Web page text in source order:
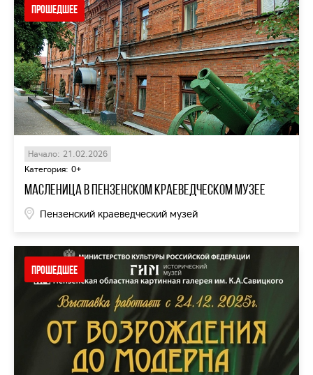
Прошедшее
Начало: 21.02.2026
Категория: 0+
Масленица в Пензенском краеведческом музее
Пензенский краеведческий музей
Прошедшее